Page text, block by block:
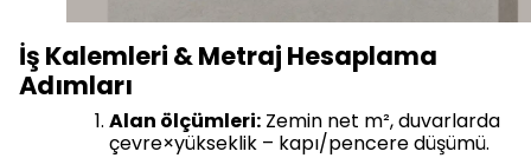
İş Kalemleri & Metraj Hesaplama
Adımları
Alan ölçümleri: Zemin net m², duvarlarda
çevre×yükseklik – kapı/pencere düşümü.